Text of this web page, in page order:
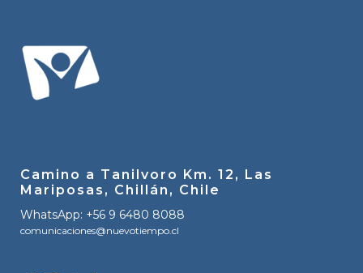
Camino a Tanilvoro Km. 12, Las
Mariposas, Chillán, Chile
WhatsApp: +56 9 6480 8088
comunicaciones@nuevotiempo.cl